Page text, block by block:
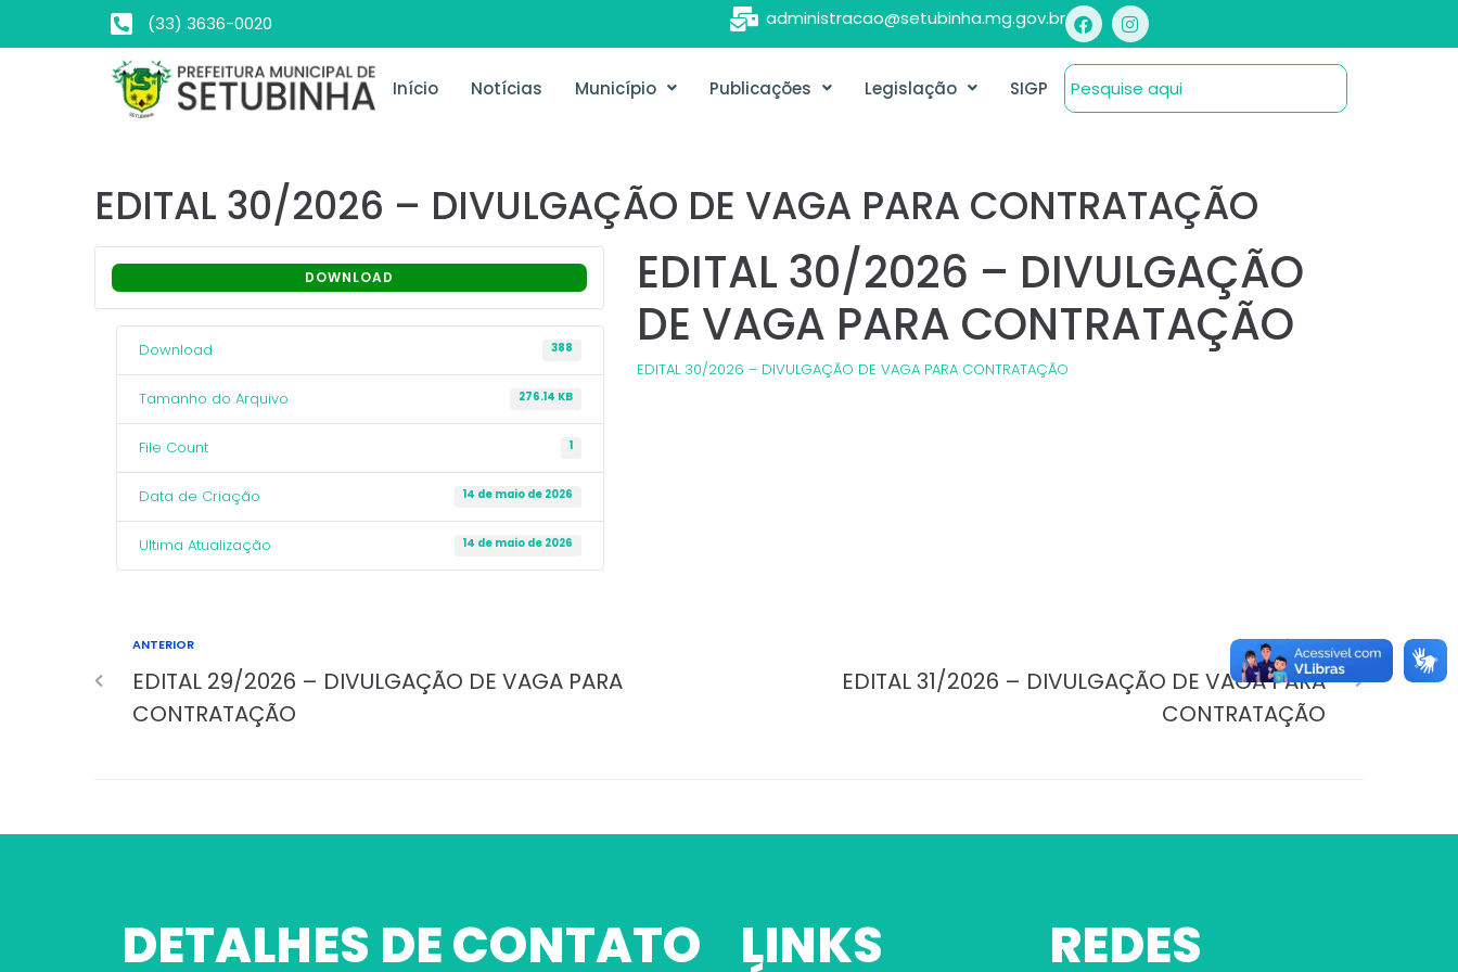
(33) 3636-0020 administracao@setubinha.mg.gov.br
Início Notícias Município Publicações Legislação SIGP
EDITAL 30/2026 – DIVULGAÇÃO DE VAGA PARA CONTRATAÇÃO
DOWNLOAD
Download 388
Tamanho do Arquivo 276.14 KB
File Count 1
Data de Criação 14 de maio de 2026
Ultima Atualização 14 de maio de 2026
EDITAL 30/2026 – DIVULGAÇÃO
DE VAGA PARA CONTRATAÇÃO
EDITAL 30/2026 – DIVULGAÇÃO DE VAGA PARA CONTRATAÇÃO
ANTERIOR
EDITAL 29/2026 – DIVULGAÇÃO DE VAGA PARA
CONTRATAÇÃO
PRÓXIMO
EDITAL 31/2026 – DIVULGAÇÃO DE VAGA PARA
CONTRATAÇÃO
DETALHES DE CONTATO LINKS REDES